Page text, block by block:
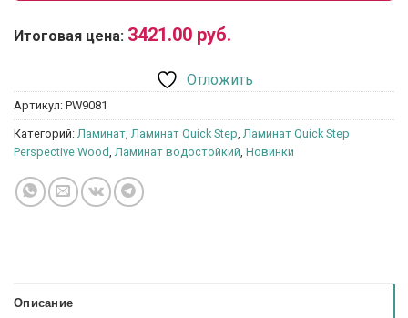
Итоговая цена: 3421.00 руб.
Отложить
Артикул: PW9081
Категорий: Ламинат Ламинат Quick Step Ламинат Quick Step
Perspective Wood Ламинат водостойкий Новинки
Описание